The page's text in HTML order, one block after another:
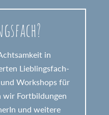
in
Lieblingsfach-
Workshops für
wir Fortbildungen
und weitere